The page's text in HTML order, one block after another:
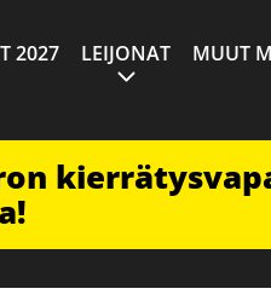
2027 LEIJONAT MUUT